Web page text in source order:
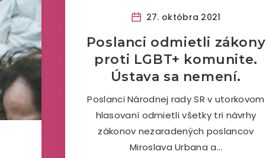
27. októbra 2021
Poslanci odmietli zákony
proti LGBT+ komunite.
Ústava sa nemení.
Poslanci Národnej rady SR v utorkovom
hlasovaní odmietli všetky tri návrhy
zákonov nezaradených poslancov
Miroslava Urbana a…